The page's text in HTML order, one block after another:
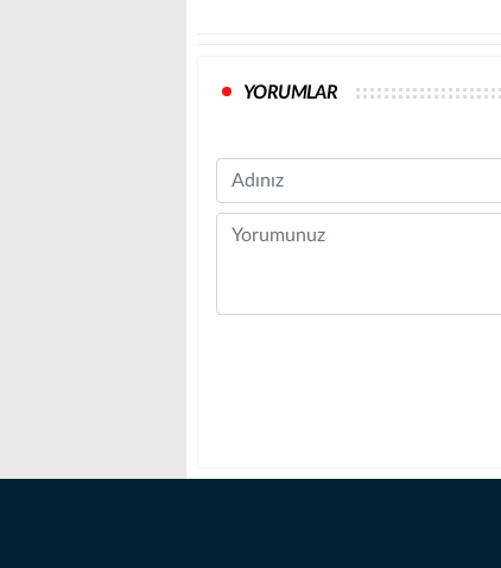
YORUMLAR
Name
Comment